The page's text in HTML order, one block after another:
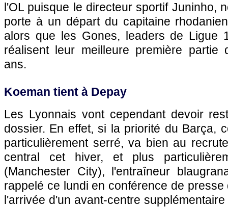
l'OL puisque le directeur sportif Juninho,
porte à un départ du capitaine
alors que les Gones, leaders de Ligue
réalisent leur meilleure première partie
ans.
Koeman tient à Depay
Les Lyonnais vont cependant devoir
dossier. En effet, si la priorité du Barça,
particulièrement serré, va bien au
central cet hiver, et plus
(Manchester City), l'entraîneur
rappelé ce lundi en conférence de
l'arrivée d'un avant-centre